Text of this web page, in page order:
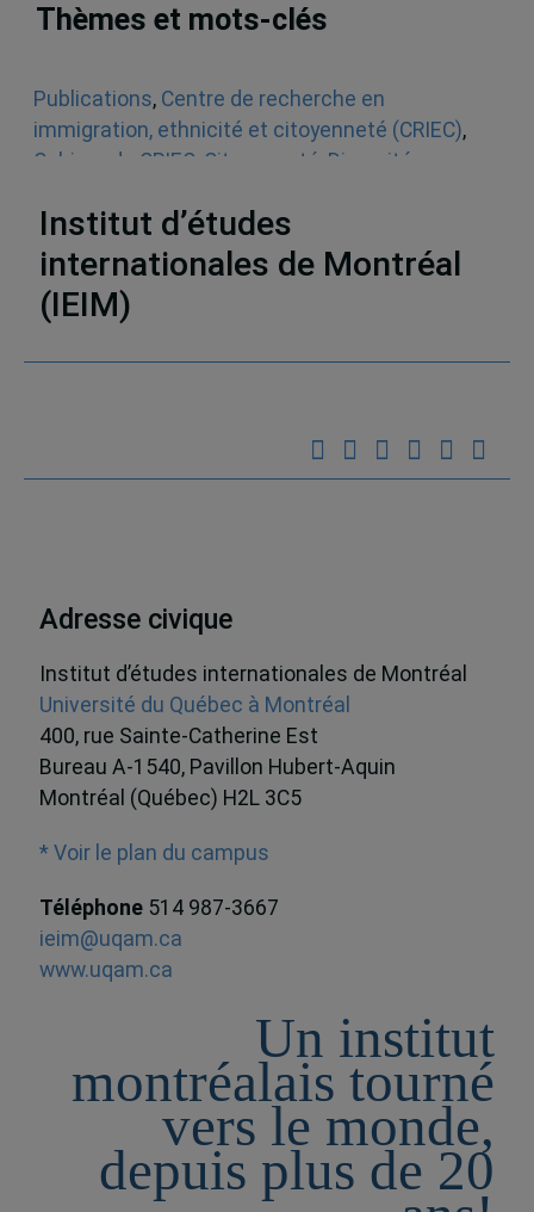
Thèmes et mots-clés
Publications, Centre de recherche en
immigration, ethnicité et citoyenneté (CRIEC),
Cahiers du CRIEC Citoyenneté Diversité
Institut d’études
internationales de Montréal
(IEIM)
Adresse civique
Institut d’études internationales de Montréal
Université du Québec à Montréal
400, rue Sainte-Catherine Est
Bureau A-1540, Pavillon Hubert-Aquin
Montréal (Québec) H2L 3C5
* Voir le plan du campus
Téléphone 514 987-3667
ieim@uqam.ca
www.uqam.ca
Un institut
montréalais tourné
vers le monde,
depuis plus de 20